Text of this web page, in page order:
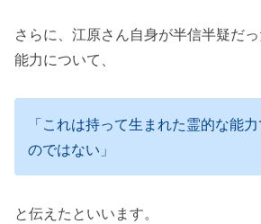
さらに、江原さん自身が半信半疑だ
能力について、
「これは持って生まれた霊的な能
のではない」
と伝えたといいます。